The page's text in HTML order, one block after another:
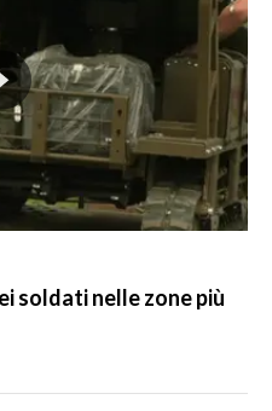
soldati nelle zone più